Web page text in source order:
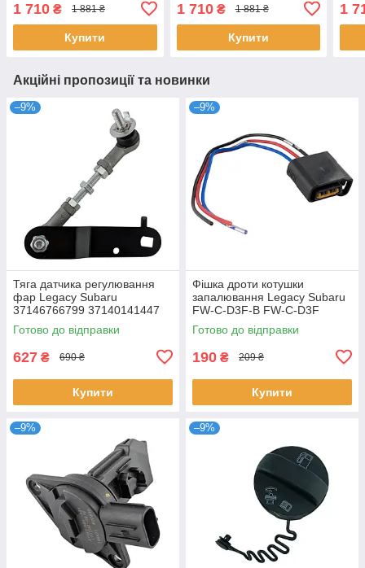
36106877937
36236781847
1 710 ₴ 1 881 ₴
Купити
36106877937
36236781847
1 710₴ 1 881 ₴
Купити
1
Акційні пропозиції та новинки
–9%
Тяга датчика регулювання
фар Legacy Subaru
37146766799 37140141447
31126762296 6224Q0
1679313 E18-0066
Готово до відправки
627 ₴ 690 ₴
Купити
–9%
Фішка дроти котушки
запалювання Legacy Subaru
FW-C-D3F-B FW-C-D3F
22433AA421 22433AA480
22433AA540,
Готово до відправки
190 ₴ 209 ₴
Купити
–9% –9%